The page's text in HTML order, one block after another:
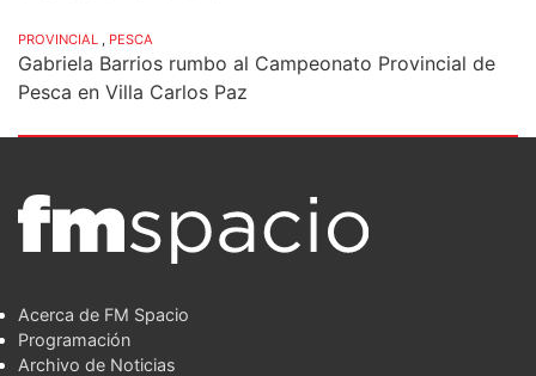
PROVINCIAL , PESCA
Gabriela Barrios rumbo al Campeonato Provincial de
Pesca en Villa Carlos Paz
Acerca de FM Spacio
Programación
Archivo de Noticias